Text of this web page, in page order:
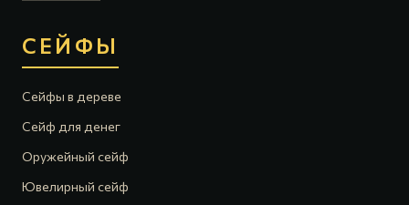
СЕЙФЫ
Сейфы в дереве
Сейф для денег
Оружейный сейф
Ювелирный сейф